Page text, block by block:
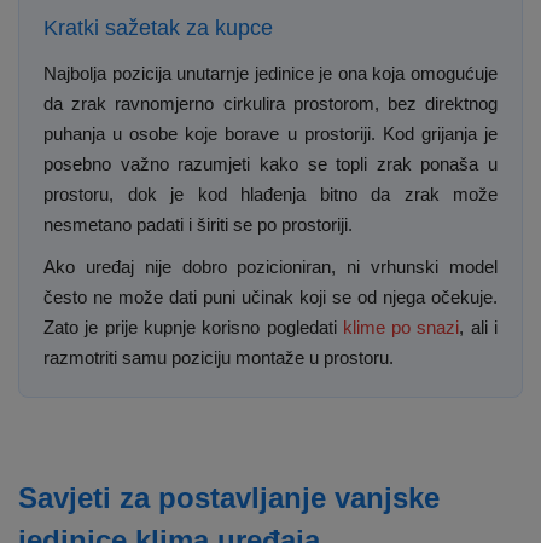
Kratki sažetak za kupce
Najbolja pozicija unutarnje jedinice je ona koja omogućuje
da zrak ravnomjerno cirkulira prostorom, bez direktnog
puhanja u osobe koje borave u prostoriji. Kod grijanja je
posebno važno razumjeti kako se topli zrak ponaša u
prostoru, dok je kod hlađenja bitno da zrak može
nesmetano padati i širiti se po prostoriji.
Ako uređaj nije dobro pozicioniran, ni vrhunski model
često ne može dati puni učinak koji se od njega očekuje.
Zato je prije kupnje korisno pogledati klime po snazi, ali i
razmotriti samu poziciju montaže u prostoru.
Savjeti za postavljanje vanjske